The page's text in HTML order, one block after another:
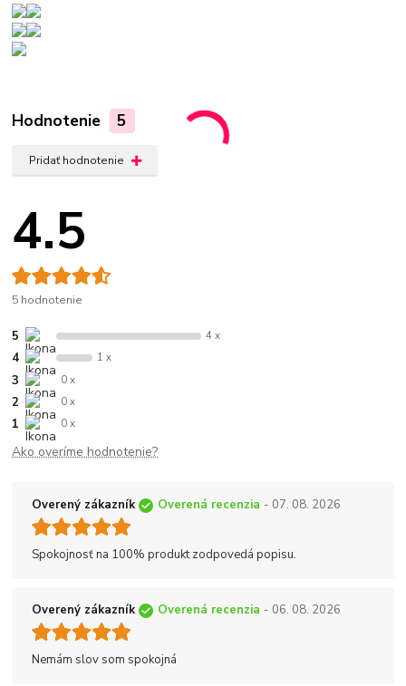
Hodnotenie 5
Pridať hodnotenie
4.5
5 hodnotenie
5 4 x
4 1 x
3 0 x
2 0 x
1 0 x
Ako overíme hodnotenie?
Overený zákazník Overená recenzia - 07. 08. 2026
Spokojnosť na 100% produkt zodpovedá popisu.
Overený zákazník Overená recenzia - 06. 08. 2026
Nemám slov som spokojná